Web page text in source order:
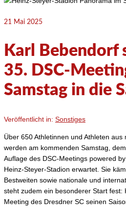
21 Mai 2025
Karl Bebendorf
35. DSC-
Samstag in die
Veröffentlicht in: Sonstiges
Über 650 Athletinnen und Athleten aus
werden am kommenden Samstag,
Auflage des DSC-Meetings powered
Heinz-Steyer-Stadion erwartet. Sie
Bestweiten sowie nationale und
steht zudem ein besonderer Start fest:
Meeting des Dresdner SC seinen